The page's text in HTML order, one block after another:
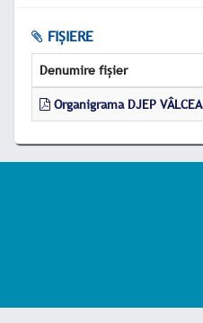
FIȘIERE
Denumire fișier
Organigrama DJEP VÂLCEA